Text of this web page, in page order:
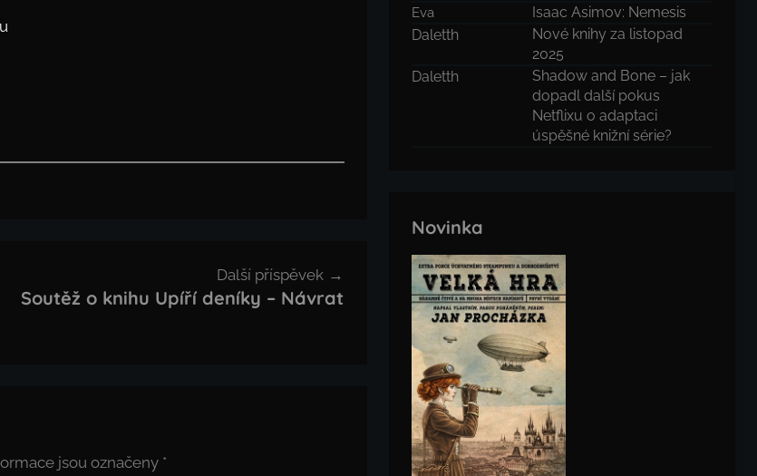
Další příspěvek
Soutěž o knihu Upíří deníky – Návrat
jsou označeny *
Eva
Isaac Asimov: Nemesis
Daletth
Nové knihy za listopad
2025
Daletth
Shadow and Bone – jak
dopadl další pokus
Netflixu o adaptaci
úspěšné knižní série?
Novinka